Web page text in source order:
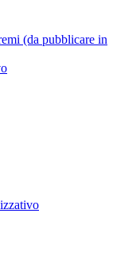
(da pubblicare in